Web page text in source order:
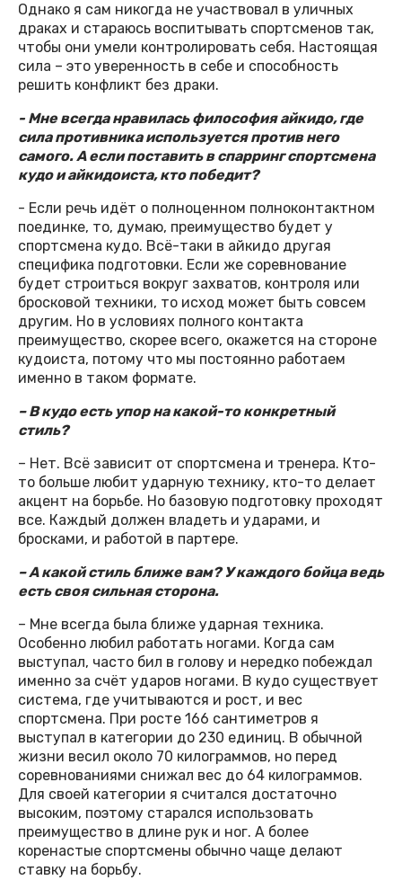
Однако я сам никогда не участвовал в уличных
драках и стараюсь воспитывать спортсменов так,
чтобы они умели контролировать себя. Настоящая
сила – это уверенность в себе и способность
решить конфликт без драки.
- Мне всегда нравилась философия айкидо, где
сила противника используется против него
самого. А если поставить в спарринг спортсмена
кудо и айкидоиста, кто победит?
- Если речь идёт о полноценном полноконтактном
поединке, то, думаю, преимущество будет у
спортсмена кудо. Всё-таки в айкидо другая
специфика подготовки. Если же соревнование
будет строиться вокруг захватов, контроля или
бросковой техники, то исход может быть совсем
другим. Но в условиях полного контакта
преимущество, скорее всего, окажется на стороне
кудоиста, потому что мы постоянно работаем
именно в таком формате.
– В кудо есть упор на какой-то конкретный
стиль?
– Нет. Всё зависит от спортсмена и тренера. Кто-
то больше любит ударную технику, кто-то делает
акцент на борьбе. Но базовую подготовку проходят
все. Каждый должен владеть и ударами, и
бросками, и работой в партере.
– А какой стиль ближе вам? У каждого бойца ведь
есть своя сильная сторона.
– Мне всегда была ближе ударная техника.
Особенно любил работать ногами. Когда сам
выступал, часто бил в голову и нередко побеждал
именно за счёт ударов ногами. В кудо существует
система, где учитываются и рост, и вес
спортсмена. При росте 166 сантиметров я
выступал в категории до 230 единиц. В обычной
жизни весил около 70 килограммов, но перед
соревнованиями снижал вес до 64 килограммов.
Для своей категории я считался достаточно
высоким, поэтому старался использовать
преимущество в длине рук и ног. А более
коренастые спортсмены обычно чаще делают
ставку на борьбу.